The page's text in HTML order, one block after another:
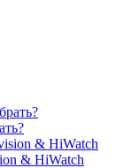
& HiWatch